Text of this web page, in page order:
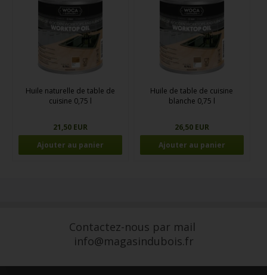
Huile naturelle de table de
cuisine 0,75 l
21,50 EUR
Huile de table de cuisine
blanche 0,75 l
26,50 EUR
Contactez-nous par mail
info@magasindubois.fr